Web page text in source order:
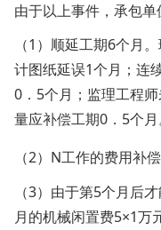
由于以上事件，承包单
（1）顺延工期6个月
计图纸延误1个月；连
0．5个月；监理工程
量应补偿工期0．5个月
（2）N工作的费用补
（3）由于第5个月后
月的机械闲置费5×1万